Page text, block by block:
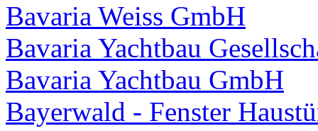
Bavaria Weiss GmbH
Bavaria Yachtbau
Bavaria Yachtbau GmbH
Bayerwald - Fenster